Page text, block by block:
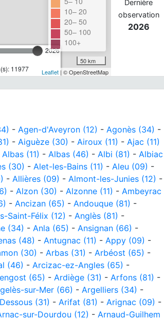
2026
11977
10– 20
20– 50
50– 100
100+
50 km
Leaflet| © OpenStreetMap
Dernière
observation
2026
- Agen-d'Aveyron (12) - Agonès (34) -
- Aiguèze (30) - Airoux (11) - Ajac (11)
Albas (11) - Albas (46) - Albi (81) - Albiac
(30) - Alet-les-Bains (11) - Aleu (09) -
- Allières (09) - Almont-les-Junies (12) -
- Alzon (30) - Alzonne (11) - Ambeyrac
- Ancizan (65) - Andouque (81) -
Saint-Félix (12) - Anglès (81) -
(34) - Anla (65) - Ansignan (66) -
(48) - Antugnac (11) - Appy (09) -
(30) - Arbas (31) - Arbéost (65) -
(46) - Arcizac-ez-Angles (65) -
(65) - Ardiège (31) - Arfons (81) -
sur-Mer (66) - Argelliers (34) -
(31) - Arifat (81) - Arignac (09) -
sur-Dourdou (12) - Arnaud-Guilhem